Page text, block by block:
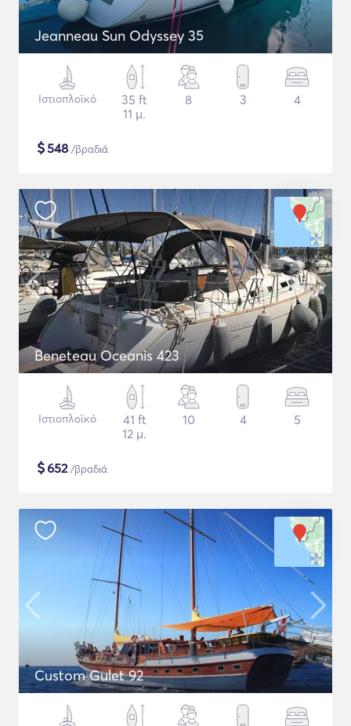
Jeanneau Sun Odyssey 35
Ιστιοπλοϊκό
35 ft
11 μ.
8 3 4
$548 /βραδιά
Beneteau Oceanis 423
Ιστιοπλοϊκό
41 ft
12 μ.
10 4 5
$652/βραδιά
Custom Gulet 92